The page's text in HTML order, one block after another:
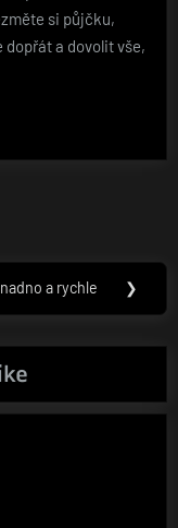
si půjčku,
dopřát a dovolit vše,
a rychle ❯